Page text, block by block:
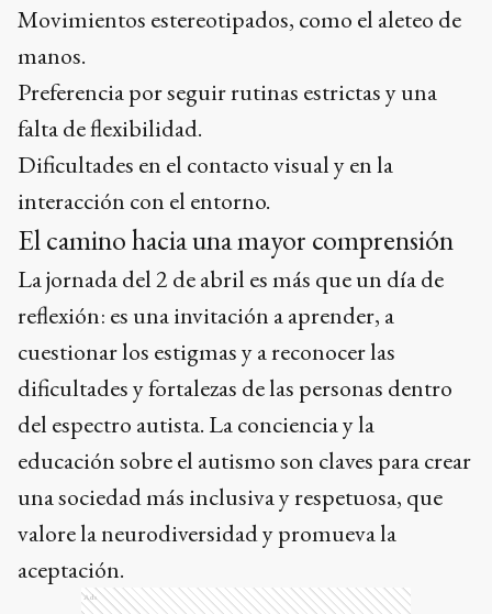
Movimientos estereotipados, como el aleteo de
manos.
Preferencia por seguir rutinas estrictas y una
falta de flexibilidad.
Dificultades en el contacto visual y en la
interacción con el entorno.
El camino hacia una mayor comprensión
La jornada del 2 de abril es más que un día de
reflexión: es una invitación a aprender, a
cuestionar los estigmas y a reconocer las
dificultades y fortalezas de las personas dentro
del espectro autista. La conciencia y la
educación sobre el autismo son claves para crear
una sociedad más inclusiva y respetuosa, que
valore la neurodiversidad y promueva la
aceptación.
Ads